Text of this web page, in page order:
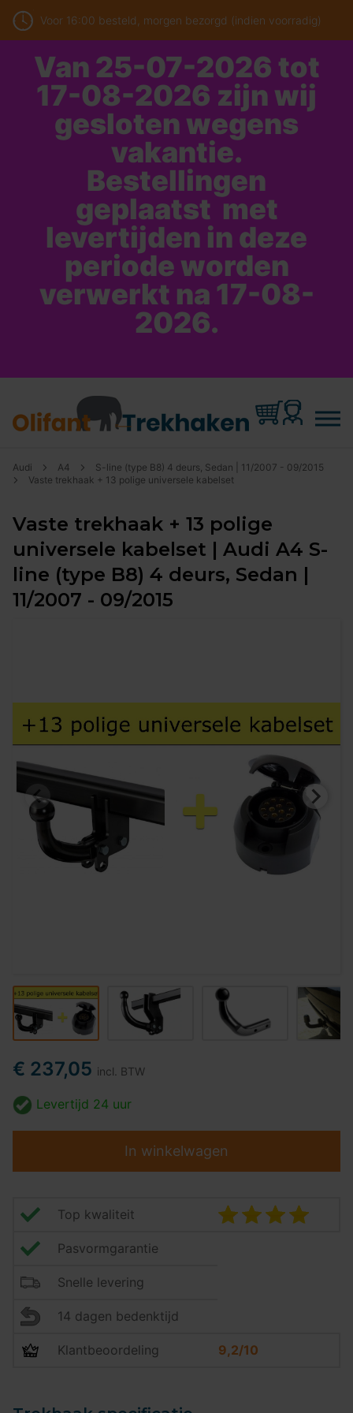
Voor 16:00 besteld, morgen bezorgd (indien voorradig)
Van 25-07-2026 tot
17-08-2026 zijn wij
gesloten wegens
vakantie.
Bestellingen
geplaatst met
levertijden in deze
periode worden
verwerkt na 17-08-
2026.
Audi A4
S-line (type B8) 4 deurs, Sedan | 11/2007 - 09/2015
Vaste trekhaak + 13 polige universele kabelset
Vaste trekhaak + 13 polige
universele kabelset | Audi A4 S-
line (type B8) 4 deurs, Sedan |
11/2007 - 09/2015
€ 237,05 incl. BTW
Levertijd 24 uur
In winkelwagen
Top kwaliteit
Pasvormgarantie
Snelle levering
14 dagen bedenktijd
Klantbeoordeling 9,2/10